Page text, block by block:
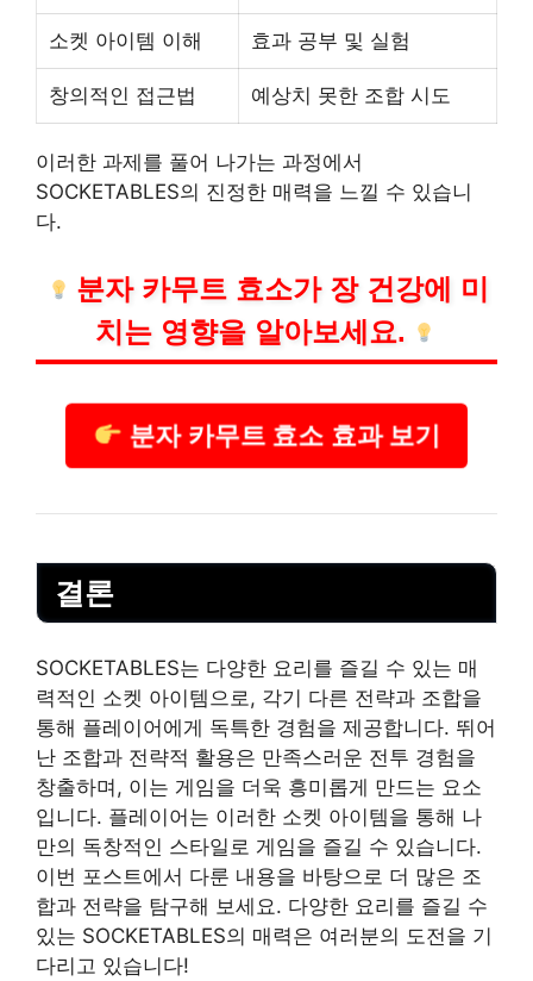
소켓 아이템 이해 효과 공부 및 실험
창의적인 접근법 예상치 못한 조합 시도
이러한 과제를 풀어 나가는 과정에서
SOCKETABLES의 진정한 매력을 느낄 수 있습니
다.
분자 카무트 효소가 장 건강에 미
치는 영향을 알아보세요.
분자 카무트 효소 효과 보기
결론
SOCKETABLES는 다양한 요리를 즐길 수 있는 매
력적인 소켓 아이템으로, 각기 다른 전략과 조합을
통해 플레이어에게 독특한 경험을 제공합니다. 뛰어
난 조합과 전략적 활용은 만족스러운 전투 경험을
창출하며, 이는 게임을 더욱 흥미롭게 만드는 요소
입니다. 플레이어는 이러한 소켓 아이템을 통해 나
만의 독창적인 스타일로 게임을 즐길 수 있습니다.
이번 포스트에서 다룬 내용을 바탕으로 더 많은 조
합과 전략을 탐구해 보세요. 다양한 요리를 즐길 수
있는 SOCKETABLES의 매력은 여러분의 도전을 기
다리고 있습니다!